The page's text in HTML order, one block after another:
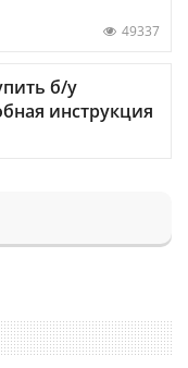
49337
б/у
инструкция